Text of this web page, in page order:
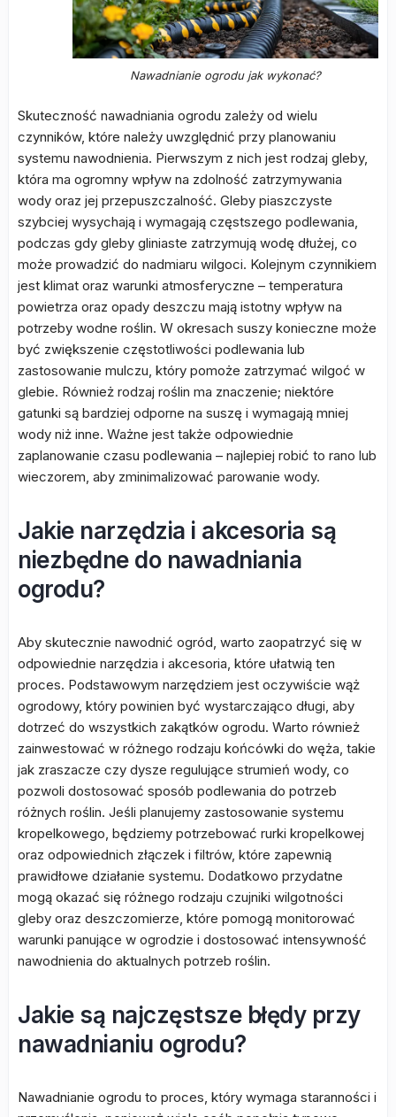
Nawadnianie ogrodu jak wykonać?
Skuteczność nawadniania ogrodu zależy od wielu
czynników, które należy uwzględnić przy planowaniu
systemu nawodnienia. Pierwszym z nich jest rodzaj gleby,
która ma ogromny wpływ na zdolność zatrzymywania
wody oraz jej przepuszczalność. Gleby piaszczyste
szybciej wysychają i wymagają częstszego podlewania,
podczas gdy gleby gliniaste zatrzymują wodę dłużej, co
może prowadzić do nadmiaru wilgoci. Kolejnym czynnikiem
jest klimat oraz warunki atmosferyczne – temperatura
powietrza oraz opady deszczu mają istotny wpływ na
potrzeby wodne roślin. W okresach suszy konieczne może
być zwiększenie częstotliwości podlewania lub
zastosowanie mulczu, który pomoże zatrzymać wilgoć w
glebie. Również rodzaj roślin ma znaczenie; niektóre
gatunki są bardziej odporne na suszę i wymagają mniej
wody niż inne. Ważne jest także odpowiednie
zaplanowanie czasu podlewania – najlepiej robić to rano lub
wieczorem, aby zminimalizować parowanie wody.
Jakie narzędzia i akcesoria są
niezbędne do nawadniania
ogrodu?
Aby skutecznie nawodnić ogród, warto zaopatrzyć się w
odpowiednie narzędzia i akcesoria, które ułatwią ten
proces. Podstawowym narzędziem jest oczywiście wąż
ogrodowy, który powinien być wystarczająco długi, aby
dotrzeć do wszystkich zakątków ogrodu. Warto również
zainwestować w różnego rodzaju końcówki do węża, takie
jak zraszacze czy dysze regulujące strumień wody, co
pozwoli dostosować sposób podlewania do potrzeb
różnych roślin. Jeśli planujemy zastosowanie systemu
kropelkowego, będziemy potrzebować rurki kropelkowej
oraz odpowiednich złączek i filtrów, które zapewnią
prawidłowe działanie systemu. Dodatkowo przydatne
mogą okazać się różnego rodzaju czujniki wilgotności
gleby oraz deszczomierze, które pomogą monitorować
warunki panujące w ogrodzie i dostosować intensywność
nawodnienia do aktualnych potrzeb roślin.
Jakie są najczęstsze błędy przy
nawadnianiu ogrodu?
Nawadnianie ogrodu to proces, który wymaga staranności i